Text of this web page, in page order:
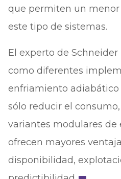
que permiten un
este tipo de sistemas.
El experto de
como diferentes
enfriamiento
sólo reducir el
variantes modulares de
ofrecen mayores
disponibilidad,